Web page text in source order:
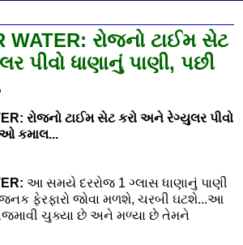
WATER: રોજનો ટાઈમ સેટ
પીવો ધાણાનું પાણી, પછી
રોજનો ટાઈમ સેટ કરો અને રેગ્યુલર પીવો
કમાલ...
આ સમયે દરરોજ 1 ગ્લાસ ધાણાનું પાણી
ફેરફારો જોવા મળશે, ચરબી ઘટશે...આ
ચુક્યા છે અને મળ્યા છે તેમને